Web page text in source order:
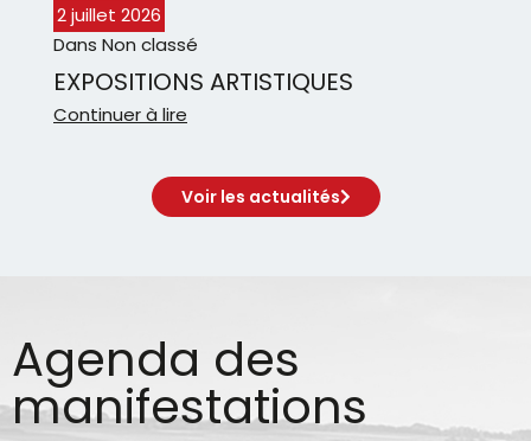
2 juillet 2026
Dans Non classé
EXPOSITIONS ARTISTIQUES
Continuer à lire
Voir les actualités
Agenda des
manifestations